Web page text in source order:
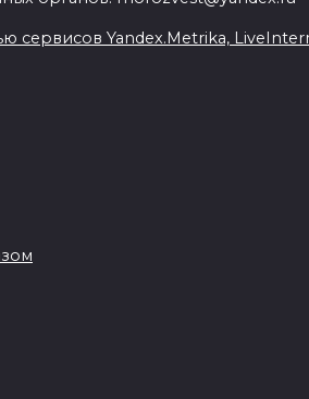
сервисов Yandex.Metrika,